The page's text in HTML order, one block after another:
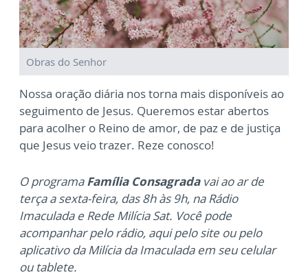
Obras do Senhor
Nossa oração diária nos torna mais disponíveis ao
seguimento de Jesus. Queremos estar abertos
para acolher o Reino de amor, de paz e de justiça
que Jesus veio trazer. Reze conosco!
O programaFamília Consagradavai ao ar de
terça a sexta-feira, das 8h às 9h, na Rádio
Imaculada e Rede Milícia Sat. Você pode
acompanhar pelo rádio, aqui pelo site ou pelo
aplicativo da Milícia da Imaculada em seu celular
ou tablete.